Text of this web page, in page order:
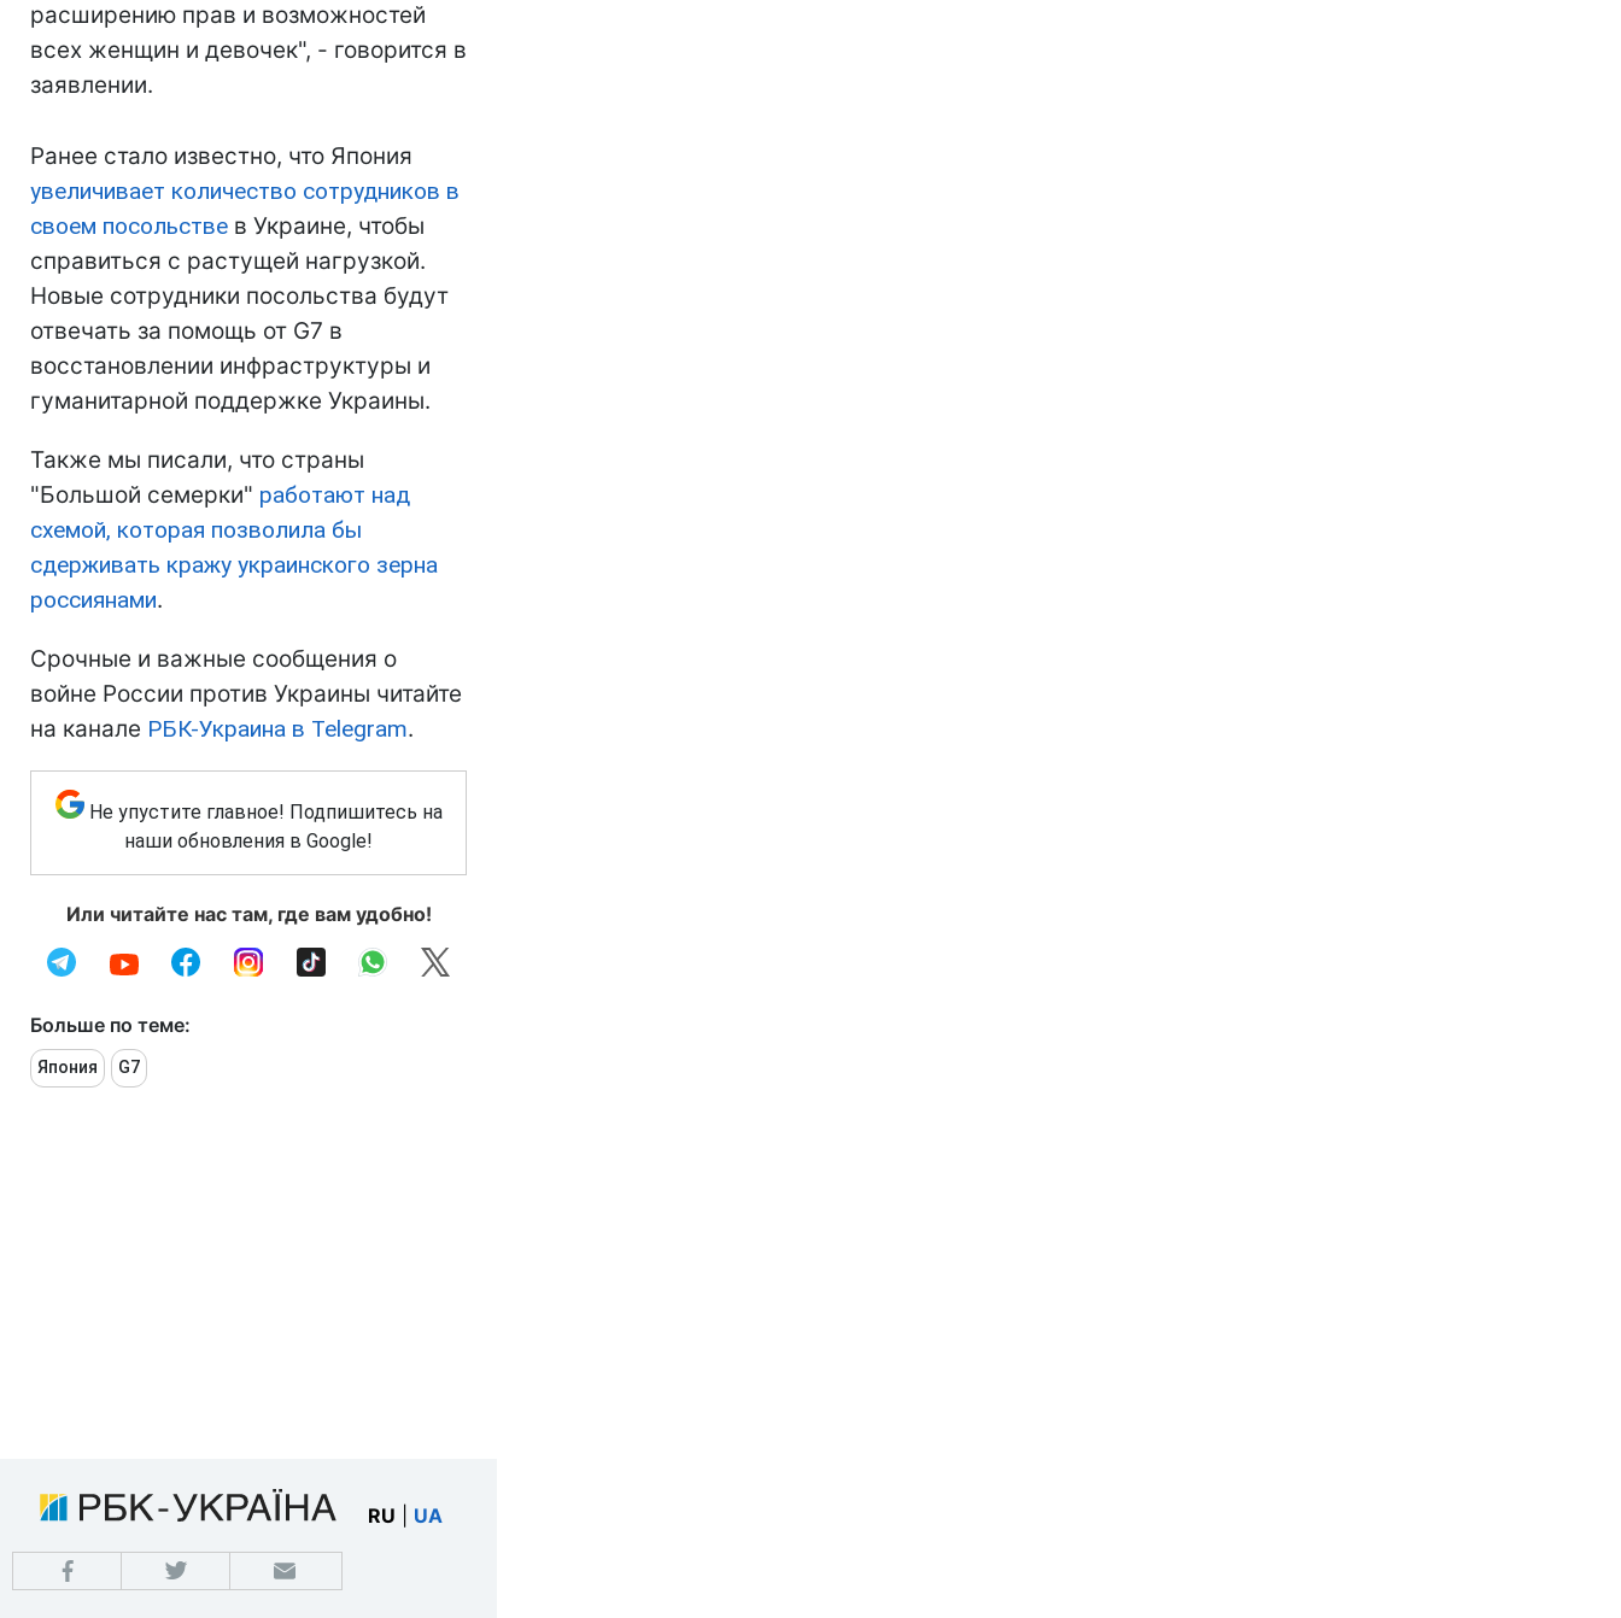
расширению прав и возможностей
всех женщин и девочек", - говорится в
заявлении.
Ранее стало известно, что Япония
увеличивает количество сотрудников в
своем посольстве в Украине, чтобы
справиться с растущей нагрузкой.
Новые сотрудники посольства будут
отвечать за помощь от G7 в
восстановлении инфраструктуры и
гуманитарной поддержке Украины.
Также мы писали, что страны
"Большой семерки" работают над
схемой, которая позволила бы
сдерживать кражу украинского зерна
россиянами.
Срочные и важные сообщения о
войне России против Украины читайте
на канале РБК-Украина в Telegram.
Не упустите главное! Подпишитесь на
наши обновления в Google!
Или читайте нас там, где вам удобно!
Больше по теме:
Япония G7
RU UA